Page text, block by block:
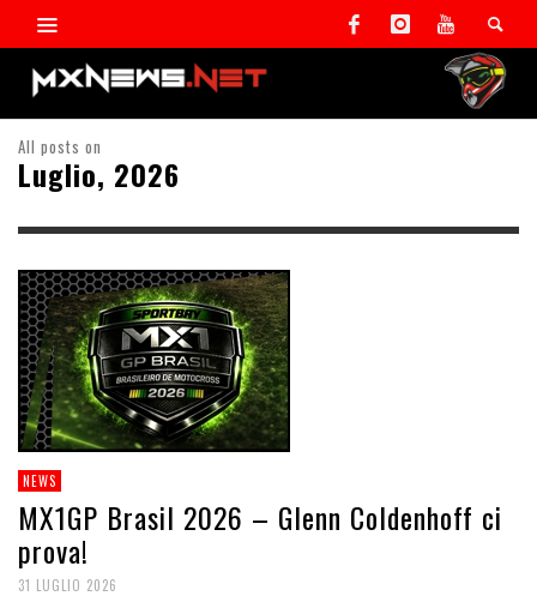
All posts on
Luglio, 2026
NEWS
MX1GP Brasil 2026 – Glenn Coldenhoff ci
prova!
31 LUGLIO 2026